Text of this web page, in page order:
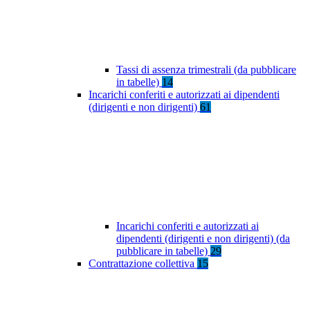
Tassi di assenza trimestrali (da pubblicare
in tabelle) 14
Incarichi conferiti e autorizzati ai dipendenti
(dirigenti e non dirigenti) 61
Incarichi conferiti e autorizzati ai
dipendenti (dirigenti e non dirigenti) (da
pubblicare in tabelle) 29
Contrattazione collettiva 15